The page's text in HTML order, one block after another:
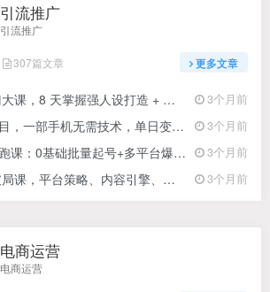
引流推广
引流推广
307篇文章 更多文章
设打造 + 真线索获客 + 私域成交，1 个微信赚千万净利 3个月前
机无需技术，单日变现1000＋当天做当天见收益 3个月前
量起号+多平台爆流+私域变现，手把手教你流量暴涨 3个月前
容引擎、询盘转化，构建体系化引流系统(更新26年3月 3个月前
电商运营
电商运营